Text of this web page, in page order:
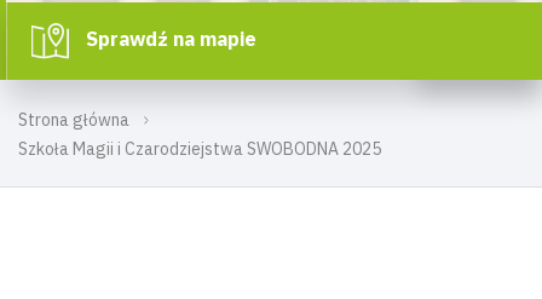
Strona główna
Szkoła Magii i Czarodziejstwa SWOBODNA 2025
Sprawdź na mapie